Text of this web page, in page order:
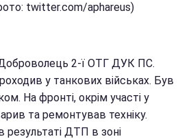
twitter.com/aphareus)
2-ї ОТГ ДУК ПС.
у танкових військах. Був
На фронті, окрім участі у
та ремонтував техніку.
результаті ДТП в зоні